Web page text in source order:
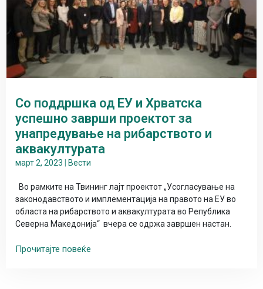
Со поддршка од ЕУ и Хрватска
успешно заврши проектот за
унапредување на рибарството и
аквакултурата
март 2, 2023 Вести
Во рамките на Твининг лајт проектот „Усогласување на
законодавството и имплементација на правото на ЕУ во
областа на рибарството и аквакултурата во Република
Северна Македонија“ вчера се одржа завршен настан.
Прочитајте повеќе